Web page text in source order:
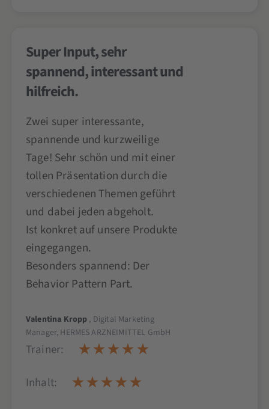
Super Input, sehr
spannend, interessant und
hilfreich.
Zwei super interessante,
spannende und kurzweilige
Tage! Sehr schön und mit einer
tollen Präsentation durch die
verschiedenen Themen geführt
und dabei jeden abgeholt.
Ist konkret auf unsere Produkte
eingegangen.
Besonders spannend: Der
Behavior Pattern Part.
Valentina Kropp , Digital Marketing
Manager, HERMES ARZNEIMITTEL GmbH
Trainer:
Inhalt: